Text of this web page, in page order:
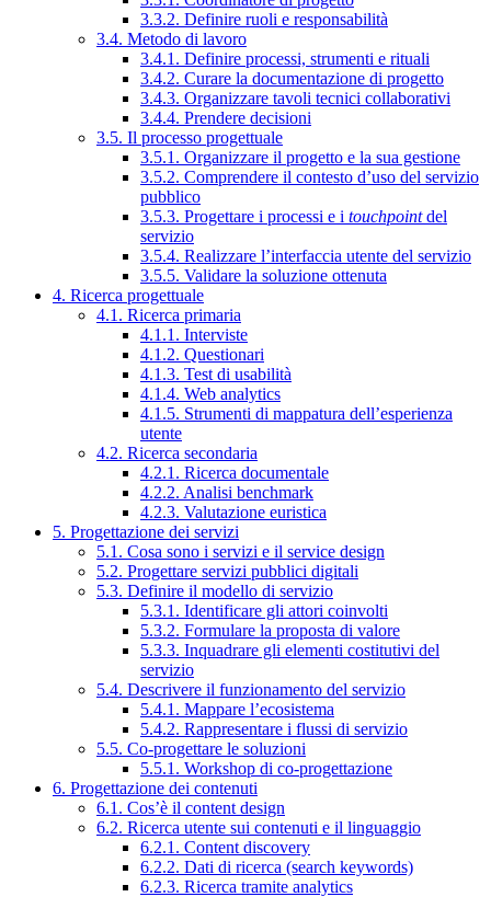
3.3.2. Definire ruoli e responsabilità
3.4. Metodo di lavoro
3.4.1. Definire processi, strumenti e rituali
3.4.2. Curare la documentazione di progetto
3.4.3. Organizzare tavoli tecnici collaborativi
3.4.4. Prendere decisioni
3.5. Il processo progettuale
3.5.1. Organizzare il progetto e la sua gestione
3.5.2. Comprendere il contesto d’uso del servizio
pubblico
3.5.3. Progettare i processi e i touchpointdel
servizio
3.5.4. Realizzare l’interfaccia utente del servizio
3.5.5. Validare la soluzione ottenuta
4. Ricerca progettuale
4.1. Ricerca primaria
4.1.1. Interviste
4.1.2. Questionari
4.1.3. Test di usabilità
4.1.4. Web analytics
4.1.5. Strumenti di mappatura dell’esperienza
utente
4.2. Ricerca secondaria
4.2.1. Ricerca documentale
4.2.2. Analisi benchmark
4.2.3. Valutazione euristica
5. Progettazione dei servizi
5.1. Cosa sono i servizi e il service design
5.2. Progettare servizi pubblici digitali
5.3. Definire il modello di servizio
5.3.1. Identificare gli attori coinvolti
5.3.2. Formulare la proposta di valore
5.3.3. Inquadrare gli elementi costitutivi del
servizio
5.4. Descrivere il funzionamento del servizio
5.4.1. Mappare l’ecosistema
5.4.2. Rappresentare i flussi di servizio
5.5. Co-progettare le soluzioni
5.5.1. Workshop di co-progettazione
6. Progettazione dei contenuti
6.1. Cos’è il content design
6.2. Ricerca utente sui contenuti e il linguaggio
6.2.1. Content discovery
6.2.2. Dati di ricerca (search keywords)
6.2.3. Ricerca tramite analytics